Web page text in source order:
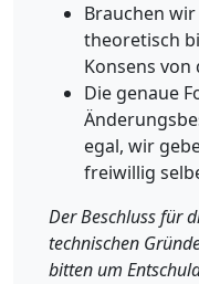
Brauchen
theoretisch
Konsens von
Die genaue
egal, wir
freiwillig
Der Beschluss für
technischen
bitten um